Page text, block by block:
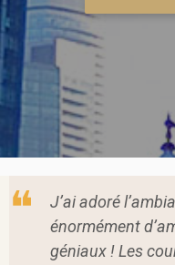
J’ai adoré
énormément
géniaux ! Les